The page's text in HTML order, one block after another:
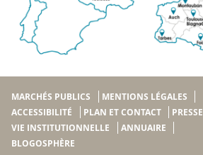
MARCHÉS PUBLICS
MENTIONS LÉGALES
ACCESSIBILITÉ
PLAN ET CONTACT
PRESSE
VIE INSTITUTIONNELLE
ANNUAIRE
BLOGOSPHÈRE